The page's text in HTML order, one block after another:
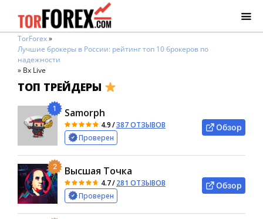
TorForex»
Лучшие брокеры в России: рейтинг топ 10 брокеров по
надежности
» Bx Live
ТОП ТРЕЙДЕРЫ
1 Samorph
4.9/387 ОТЗЫВОВ
Проверен
Обзор
2 Высшая Точка
4.7/281 ОТЗЫВОВ
Проверен
Обзор